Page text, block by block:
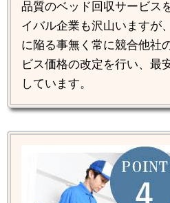
品質のベッド回収サービス
イバル企業も沢山いますが
に陥る事無く常に競合他社
ビス価格の改定を行い、最
しています。